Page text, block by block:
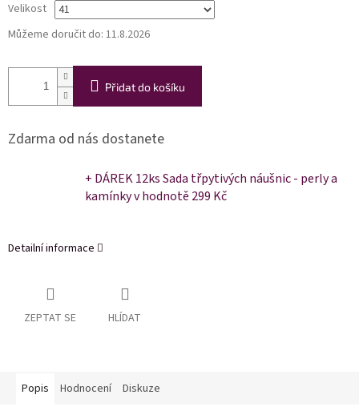
Velikost
Můžeme doručit do: 11.8.2026
Přidat do košíku
Zdarma od nás dostanete
+ DÁREK 12ks Sada třpytivých náušnic - perly a
kamínkyv hodnotě 299 Kč
Detailní informace
ZEPTAT SE HLÍDAT
Popis Hodnocení Diskuze